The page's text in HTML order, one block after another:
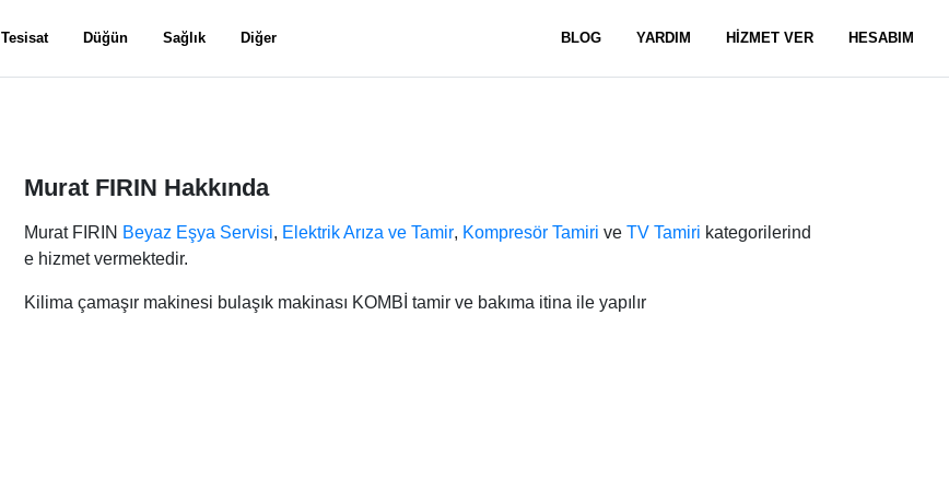
Tesisat Düğün Sağlık Diğer BLOG YARDIM HİZMET VER HESABIM
Murat FIRIN Hakkında
Murat FIRIN Beyaz Eşya Servisi, Elektrik Arıza ve Tamir, Kompresör Tamiri ve TV Tamiri kategorilerind
e hizmet vermektedir.
Kilima çamaşır makinesi bulaşık makinası KOMBİ tamir ve bakıma itina ile yapılır